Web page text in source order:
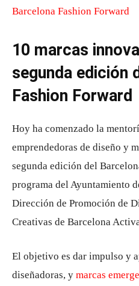
10 marcas
segunda edición
Fashion Forward
Hoy ha comenzado la
emprendedoras de diseño y
segunda edición del
programa del Ayuntamiento
Dirección de Promoción de
Creativas de Barcelona
El objetivo es dar impulso y
diseñadoras, y marcas